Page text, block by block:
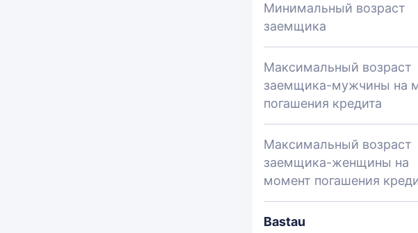
Минимальный возраст
заемщика
Максимальный возраст
заемщика-мужчины на
погашения кредита
Максимальный возраст
заемщика-женщины на
момент погашения
Bastau